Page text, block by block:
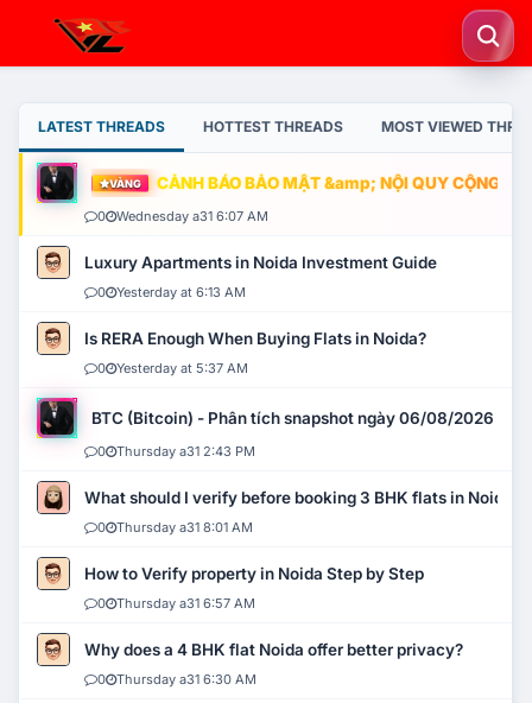
LATEST THREADS HOTTEST THREADS MOST VIEWED
VÀNG CẢNH BÁO BẢO MẬT &amp; NỘI QUY CỘNG
0 Wednesday a31 6:07 AM
Luxury Apartments in Noida Investment Guide
0 Yesterday at 6:13 AM
Is RERA Enough When Buying Flats in Noida?
0 Yesterday at 5:37 AM
BTC (Bitcoin) - Phân tích snapshot ngày 06/08/2026
0 Thursday a31 2:43 PM
What should I verify before booking 3 BHK flats in Noida?
0 Thursday a31 8:01 AM
How to Verify property in Noida Step by Step
0 Thursday a31 6:57 AM
Why does a 4 BHK flat Noida offer better privacy?
0 Thursday a31 6:30 AM